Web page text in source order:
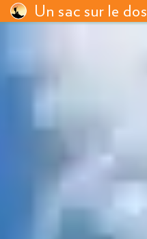
Un sac sur le dos